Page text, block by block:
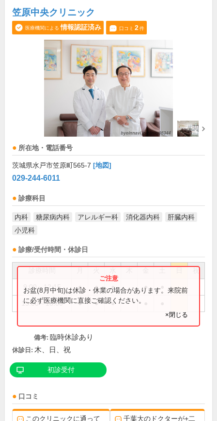
笠原中央クリニック
医療機関による 情報認証済み 口コミ 2件
所在地・電話番号
茨城県水戸市笠原町565-7 [地図]
029-244-6011
診療科目
内科 糖尿病内科 アレルギー科 消化器内科
肝臓内科
小児科
診療/受付時間・休診日
祝
9:00～12:15 ● ● ● ●
15:00～18:00 ● ● ●
お盆(8月中旬)は休診・休業の場合があります。来院前
に必ず医療機関に直接ご確認ください。
×閉じる
備考: 臨時休診あり
休診日: 木、日、祝
初診受付
口コミ
このクリニックに通って 千葉大のドクターが+二